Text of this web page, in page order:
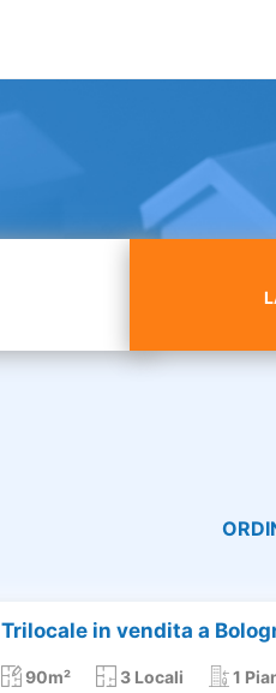
Trilocale in vendita a
90m² 3 Locali 1